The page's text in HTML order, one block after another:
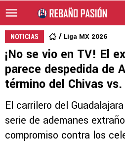
NOTICIAS Liga MX 2026
¡No se vio en TV! El
parece despedida de
término del Chivas vs.
El carrilero del
serie de ademanes
compromiso contra los